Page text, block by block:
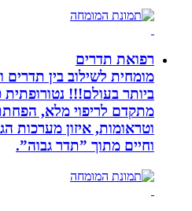
רפואת תדרים
מומחית לשילוב בין תדרים
מתקדם לריפוי מלא, הפחתת
וטראומות, איזון מערכות הגוף,
וחיים מתוך ”תדר גבוה”.